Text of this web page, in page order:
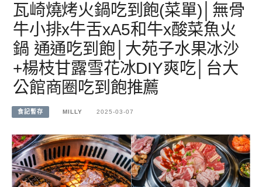
瓦崎燒烤火鍋吃到飽(菜單)│無骨
牛小排x牛舌xA5和牛x酸菜魚火
鍋 通通吃到飽│大苑子水果冰沙
+楊枝甘露雪花冰DIY爽吃│台大
公館商圈吃到飽推薦
食記暫存 MILLY 2025-03-07